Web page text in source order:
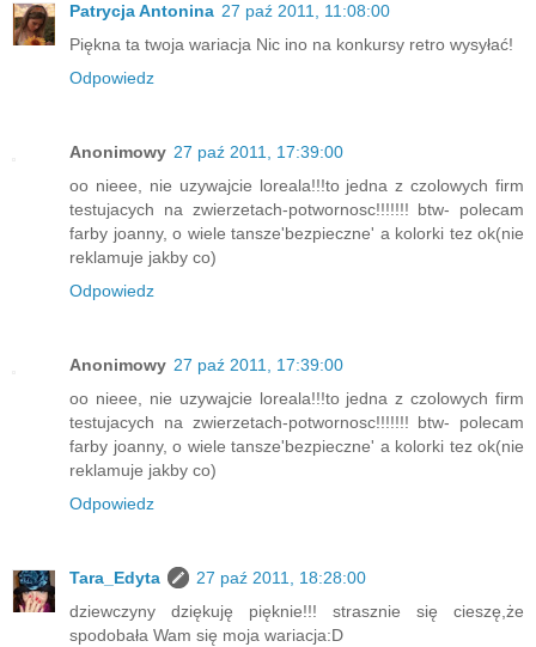
Patrycja Antonina 27 paź 2011, 11:08:00
Piękna ta twoja wariacja Nic ino na konkursy retro wysyłać!
Odpowiedz
Anonimowy 27 paź 2011, 17:39:00
oo nieee, nie uzywajcie loreala!!!to jedna z czolowych firm
testujacych na zwierzetach-potwornosc!!!!!!! btw- polecam
farby joanny, o wiele tansze'bezpieczne' a kolorki tez ok(nie
reklamuje jakby co)
Odpowiedz
Anonimowy 27 paź 2011, 17:39:00
oo nieee, nie uzywajcie loreala!!!to jedna z czolowych firm
testujacych na zwierzetach-potwornosc!!!!!!! btw- polecam
farby joanny, o wiele tansze'bezpieczne' a kolorki tez ok(nie
reklamuje jakby co)
Odpowiedz
Tara_Edyta
27 paź 2011, 18:28:00
dziewczyny dziękuję pięknie!!! strasznie się cieszę,że
spodobała Wam się moja wariacja:D